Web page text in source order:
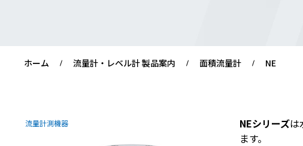
ホーム 流量計・レベル計 製品案内 面積流量計 NE
流量計測機器 NEシリーズは
ます。